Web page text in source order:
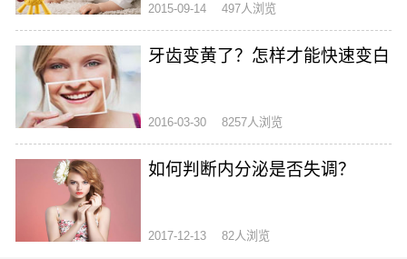
2015-09-14 497人浏览
牙齿变黄了？怎样才能快速变白
2016-03-30 8257人浏览
如何判断内分泌是否失调？
2017-12-13 82人浏览